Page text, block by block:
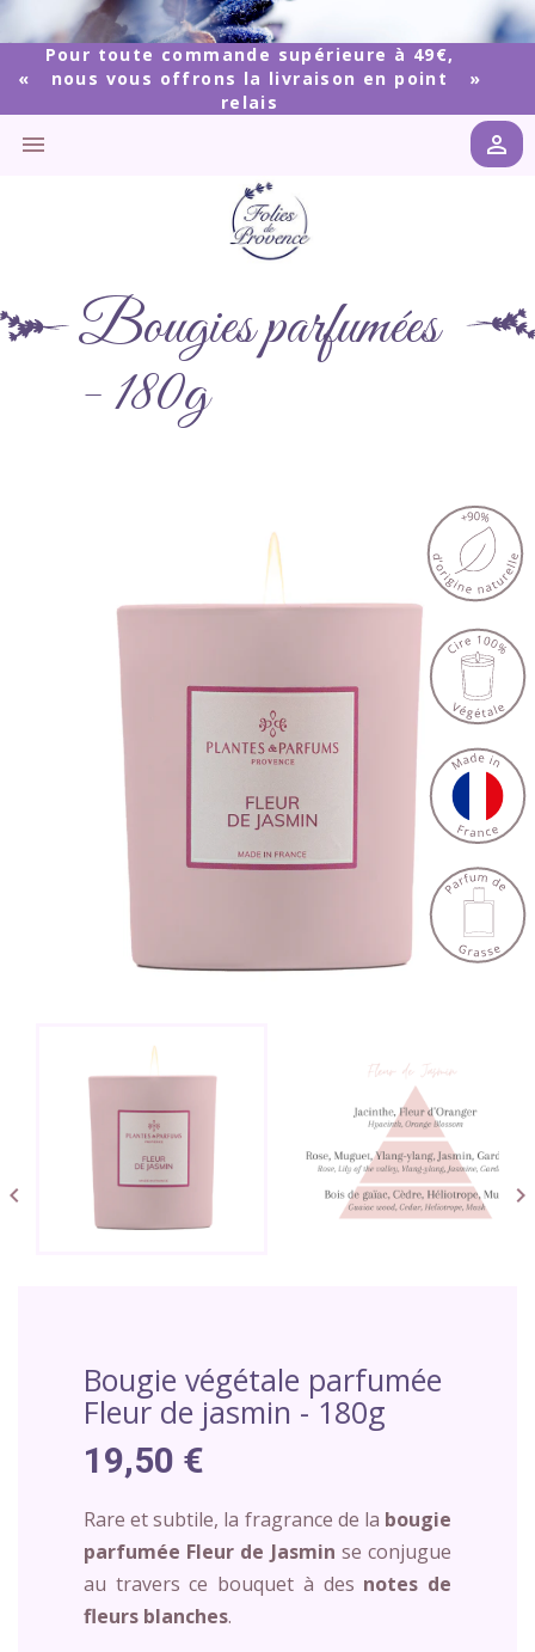
Pour toute commande supérieure à 49€,
nous vous offrons la livraison en point
relais
 
Bougies parfumées
- 180g
 
Bougie végétale parfumée
Fleur de jasmin - 180g
19,50 €
Rare et subtile, la fragrance de la bougie
parfumée Fleur de Jasmin se conjugue
au travers ce bouquet à des notes de
fleurs blanches.